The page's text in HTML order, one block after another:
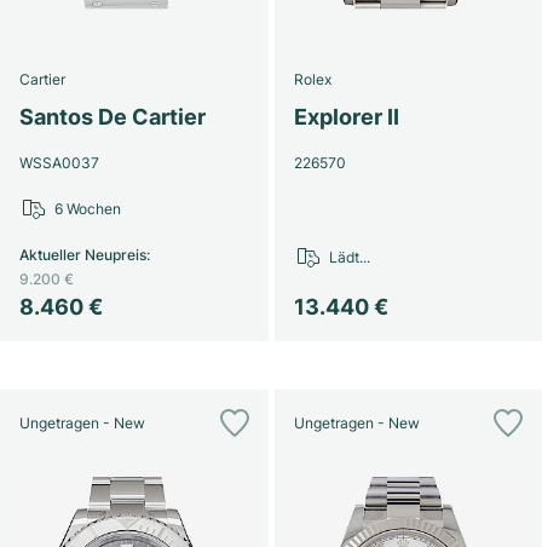
Cartier
Santos De Cartier
WSSA0037
8.460 €
Aktueller Neupreis:
9.200 €
6 Wochen
Rolex
Explorer II
226570
13.440 €
Lädt...
Ungetragen - New Ungetragen - New